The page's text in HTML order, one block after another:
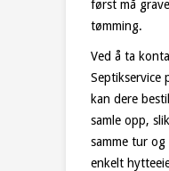
først må
tømming.
Ved å ta
Septikservice
kan dere
samle opp,
samme tur
enkelt